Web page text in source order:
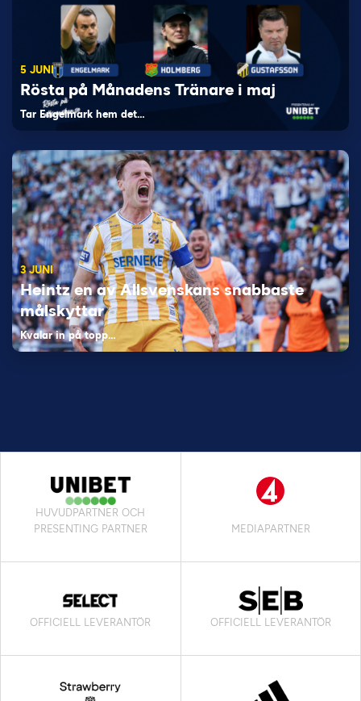
5 JUNI
Rösta på Månadens Tränare i maj
Tar Engelmark hem det…
3 JUNI
Heintz en av Allsvenskans snabbaste
målskyttar
Kvalar in på topp…
HUVUDPARTNER OCH
PRESENTING PARTNER
MEDIAPARTNER
OFFICIELL LEVERANTÖR OFFICIELL LEVERANTÖR